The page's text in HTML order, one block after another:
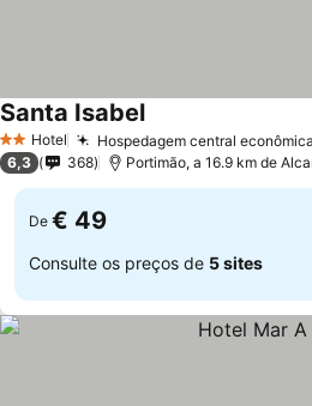
2 Estrelas
Hotel Hospedagem central econômica
Santa IsabelVer preços
6,3 368 Portimão, a 16.9 km de
De € 49
Consulte os preços de 5 sites